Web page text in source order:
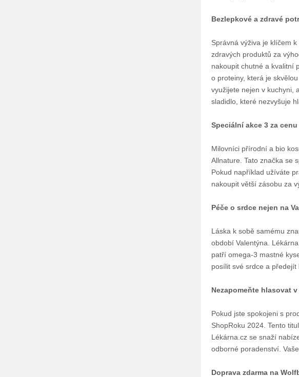
Bezlepkové a zdravé
Správná výživa je klíčem
zdravých produktů za
nakoupit chutné a kvalitní
o proteiny, která je
využijete nejen v kuchyni,
sladidlo, které nezvyšuje
Speciální akce 3 za
Milovníci přírodní a bio
Allnature. Tato značka se
Pokud například užíváte
nakoupit větší zásobu za
Péče o srdce nejen na
Láska k sobě samému
období Valentýna.
patří omega-3 mastné
posílit své srdce a
Nezapomeňte hlasovat
Pokud jste spokojeni s
ShopRoku 2024. Tento
Lékárna.cz se snaží
odborné poradenství.
Doprava zdarma na